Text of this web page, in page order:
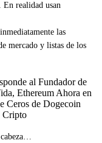
realidad usan
las
mercado y listas de los
al Fundador de
Ethereum Ahora en
Ceros de Dogecoin
Cripto